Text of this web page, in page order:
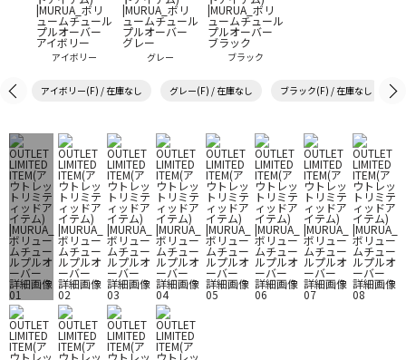
アイボリー グレー ブラック
アイボリー(F) / 在庫なし グレー(F) / 在庫なし ブラック(F) / 在庫なし